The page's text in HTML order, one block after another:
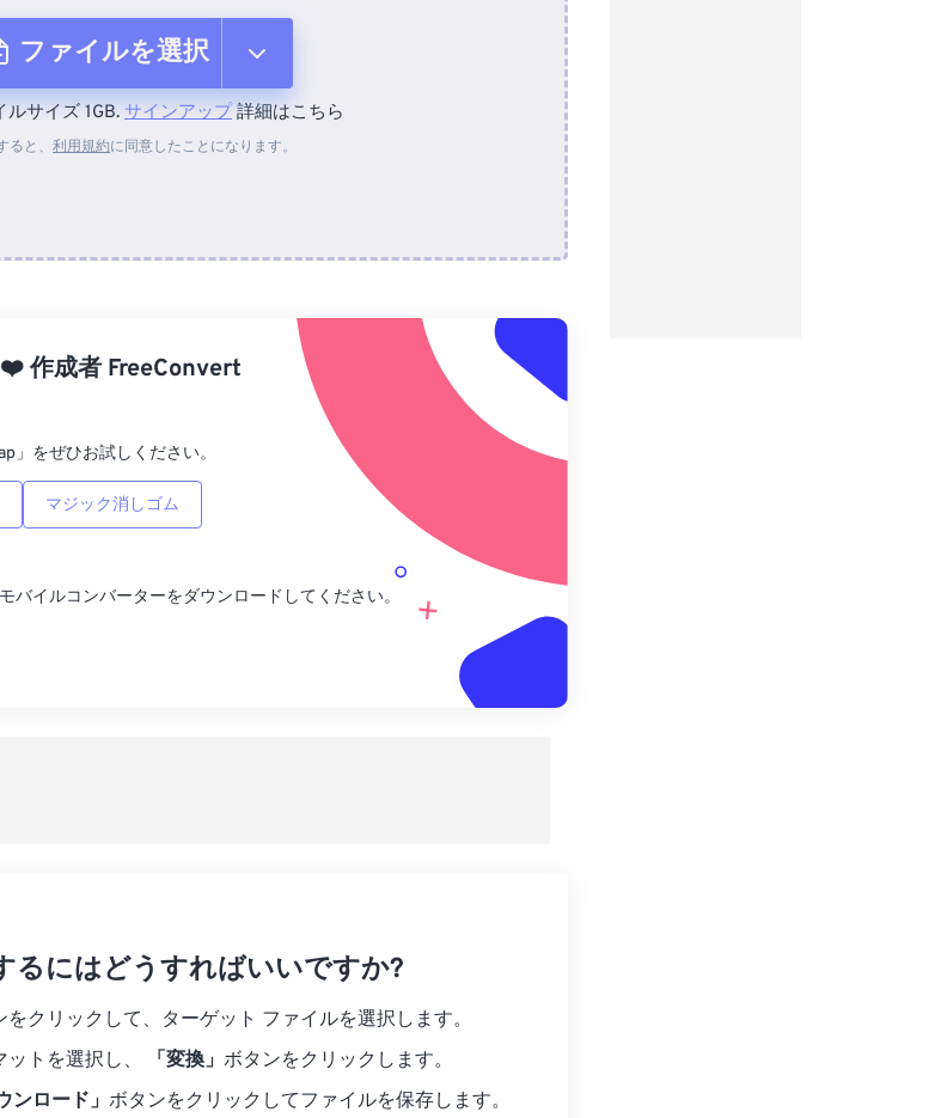
ファイルを選択
デバイスから
OneDriveから
URLから
ルサイズ 1GB. サインアップ詳細はこちら
ると、 利用規約に同意したことになります。
❤️作成者 FreeConvert
」をぜひお試しください。
マジック消しゴム
バイルコンバーターをダウンロードしてください。
るにはどうすればいいですか?
をクリックして、ターゲット ファイルを選択します。
トを選択し、
「変換」 ボタンをクリックします。
ンロード」 ボタンをクリックしてファイルを保存します。